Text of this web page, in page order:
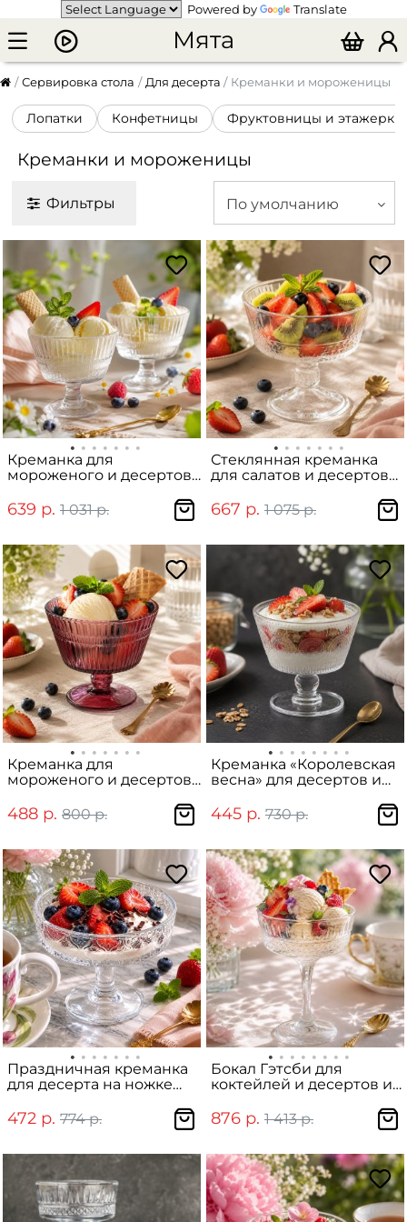
Powered by Translate
Мята
Сервировка стола Для десерта Креманки и мороженицы
Лопатки Конфетницы Фруктовницы и этажерки
Креманки и мороженицы
Фильтры По умолчанию
Креманка для
мороженого и десертов
639 р. 1 031 р.
Стеклянная креманка
для салатов и десертов
667 р. 1 075 р.
Креманка для
мороженого и десертов
488 р. 800 р.
Креманка «Королевская
весна» для десертов и
445 р. 730 р.
Праздничная креманка
для десерта на ножке
бегонии 200мл
472 р. 774 р.
Бокал Гэтсби для
коктейлей и десертов из
876 р. 1 413 р.